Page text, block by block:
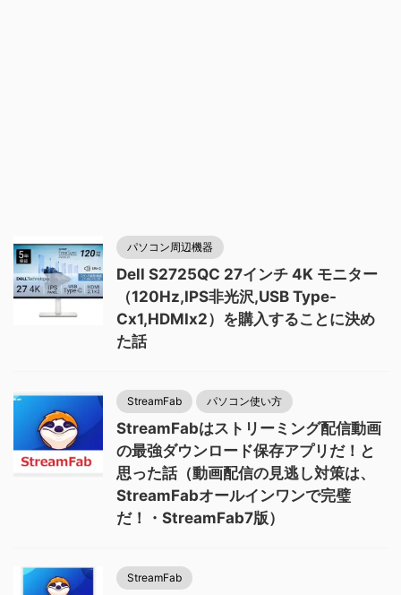
パソコン周辺機器
Dell S2725QC 27インチ 4K モニター
（120Hz,IPS非光沢,USB Type-
Cx1,HDMIx2）を購入することに決め
た話
StreamFab パソコン使い方
StreamFabはストリーミング配信動画
の最強ダウンロード保存アプリだ！と
思った話（動画配信の見逃し対策は、
StreamFabオールインワンで完璧
だ！・StreamFab7版）
StreamFab